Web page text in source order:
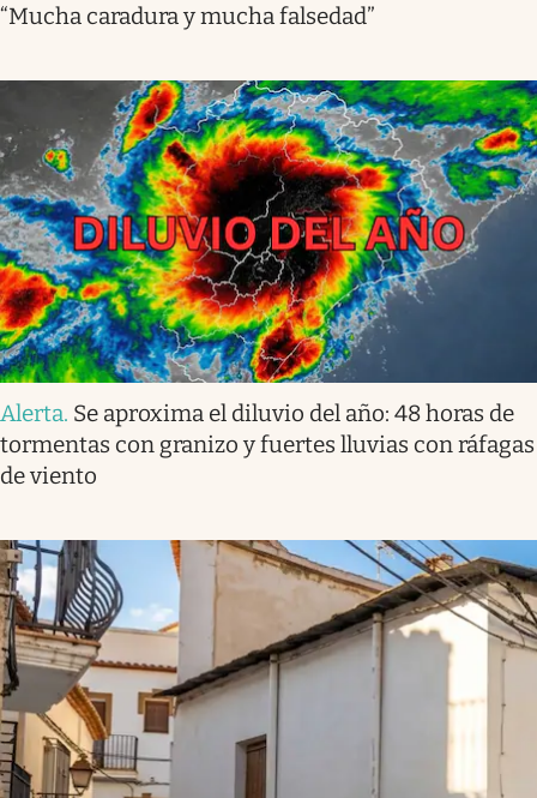
“Mucha caradura y mucha falsedad”
Alerta. Se aproxima el diluvio del año: 48 horas de
tormentas con granizo y fuertes lluvias con ráfagas
de viento